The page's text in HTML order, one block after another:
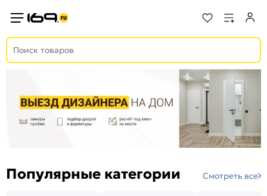
Популярные категории Смотреть все